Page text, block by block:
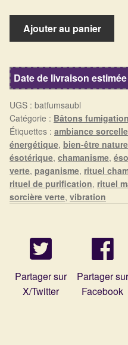
Mon compte
Détails du compte
Commandes
Panier
quantité
fumigation
sauge
Ajouter au panier
Date de livraison
UGS : batfumsaubl
Catégorie : Bâtons fumigation
Étiquettes : ambiance
énergétique, bien-être
ésotérique, chamanisme,
verte, paganisme, rituel
rituel de purification, rituel
sorcière verte, vibration
Partager sur
X/Twitter
Partager sur
Facebook